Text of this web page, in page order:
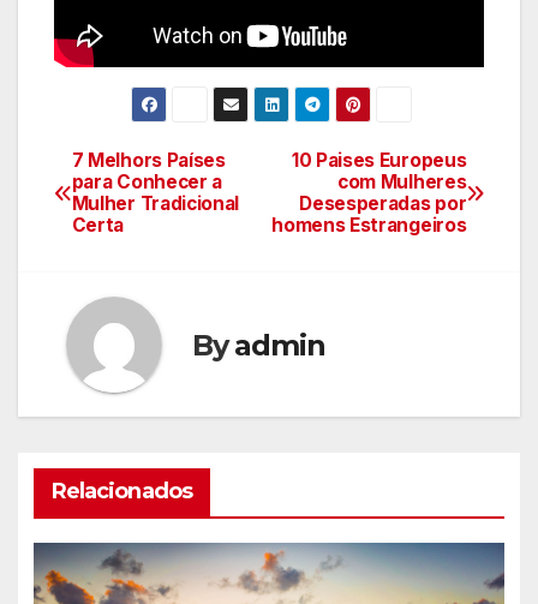
Navegação
de
10 Paises Europeus
com Mulheres
Desesperadas por
homens Estrangeiros
7 Melhors Países
para Conhecer a
Mulher Tradicional
Certa
Byadmin
Relacionados